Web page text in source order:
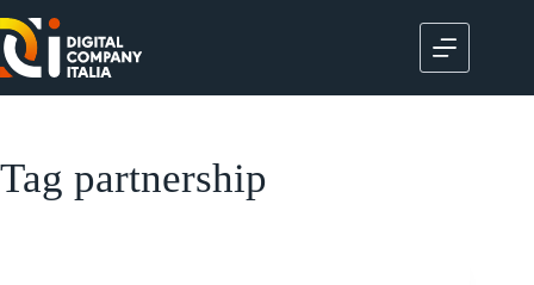
al
contenuto
Tag partnership